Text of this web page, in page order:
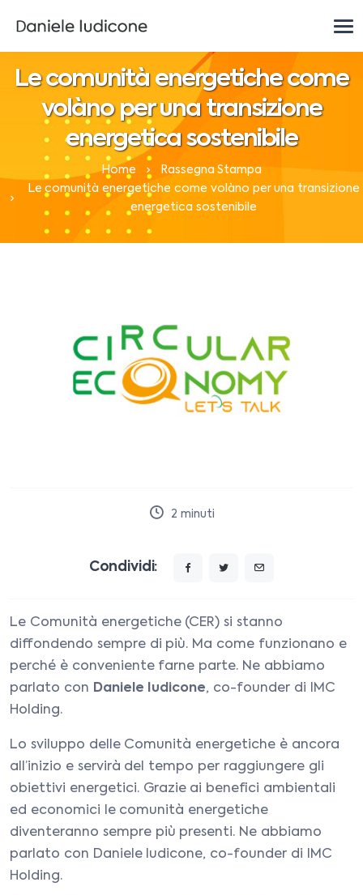
Le comunità energetiche come
volàno per una transizione
energetica sostenibile
Home
Rassegna Stampa
Le comunità energetiche come volàno per una transizione
energetica sostenibile
2 minuti
Condividi:
Le Comunità energetiche (CER) si stanno
diffondendo sempre di più. Ma come funzionano e
perché è conveniente farne parte. Ne abbiamo
parlato con Daniele Iudicone, co-founder di IMC
Holding.
Lo sviluppo delle Comunità energetiche è ancora
all’inizio e servirà del tempo per raggiungere gli
obiettivi energetici. Grazie ai benefici ambientali
ed economici le comunità energetiche
diventeranno sempre più presenti. Ne abbiamo
parlato con Daniele Iudicone, co-founder di IMC
Holding.